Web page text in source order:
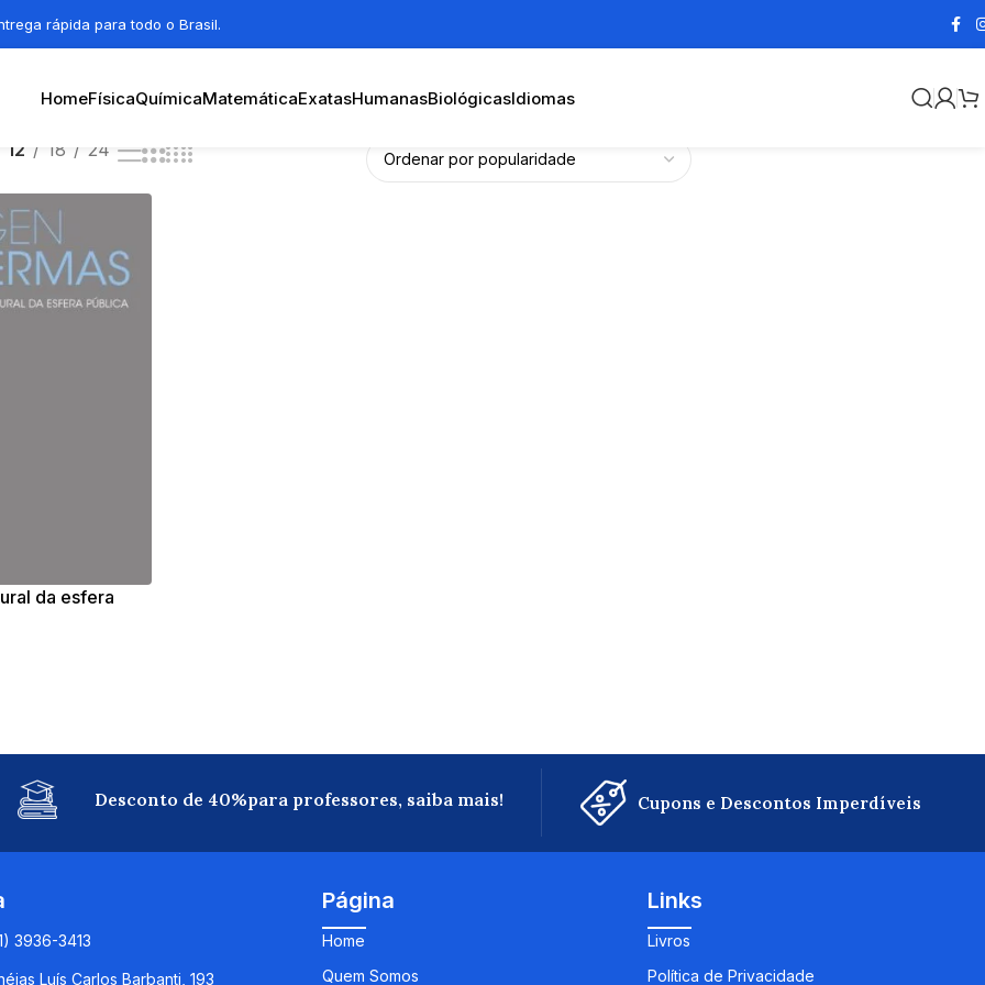
rápida para todo o Brasil.
HomeFísicaQuímicaMatemáticaExatasHumanasBiológicasIdiomas
12 18 24
da esfera
Desconto de 40%para professores, saiba mais! Cupons e Descontos Imperdíveis
3936-3413
Luís Carlos Barbanti, 193
Página
Home
Quem Somos
Links
Livros
Política de Privacidade